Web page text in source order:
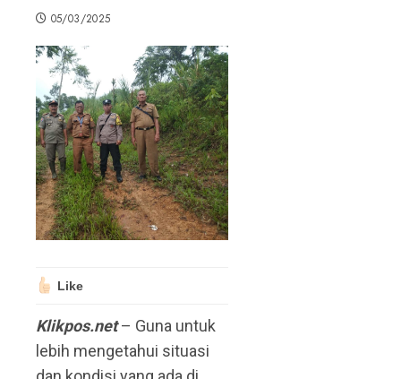
05/03/2025
Like
Klikpos.net– Guna untuk
lebih mengetahui situasi